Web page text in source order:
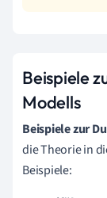
Beispiele
Modells
Beispiele zur
die Theorie in
Beispiele: